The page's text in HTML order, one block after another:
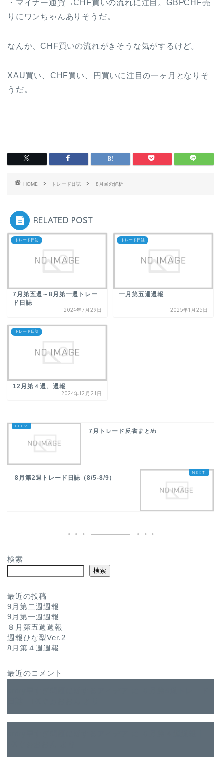
・マイナー通貨→CHF買いの流れに注目。GBPCHF売
りにワンちゃんありそうだ。
なんか、CHF買いの流れがきそうな気がするけど。
XAU買い、CHF買い、円買いに注目の一ヶ月となりそ
うだ。
HOME トレード日誌 8月頭の解析
RELATED POST
トレード日誌
7月第五週～8月第一週トレー
ド日誌
2024年7月29日
トレード日誌
一月第五週週報
2025年1月25日
トレード日誌
12月第４週、週報
2024年12月21日
7月トレード反省まとめ
8月第2週トレード日誌（8/5-8/9）
検索
検索
最近の投稿
9月第二週週報
9月第一週週報
８月第五週週報
週報ひな型Ver.2
8月第４週週報
最近のコメント